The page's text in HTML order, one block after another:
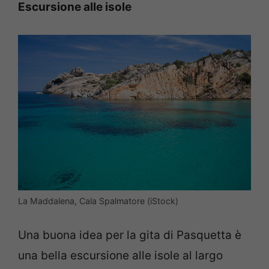
Escursione alle isole
La Maddalena, Cala Spalmatore (iStock)
Una buona idea per la gita di Pasquetta è
una bella escursione alle isole al largo